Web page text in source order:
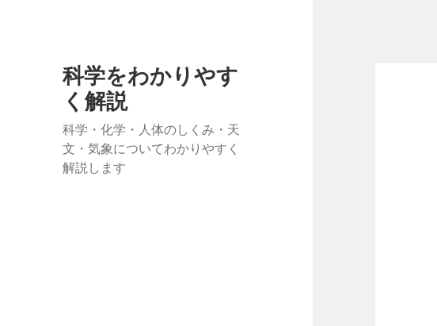
科学をわかりやす
く解説
科学・化学・人体のしくみ・天
文・気象についてわかりやすく
解説します